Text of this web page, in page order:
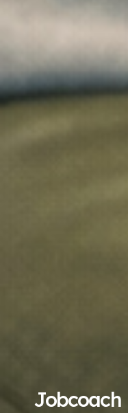
Jobcoach